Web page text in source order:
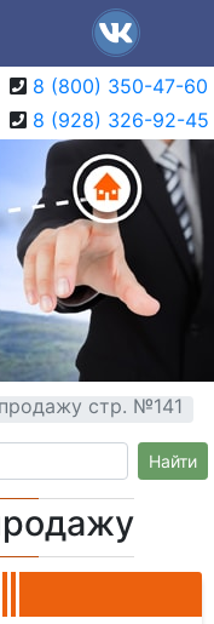
8 (800) 350-47-60
8 (928) 326-92-45
стр. №141
Найти